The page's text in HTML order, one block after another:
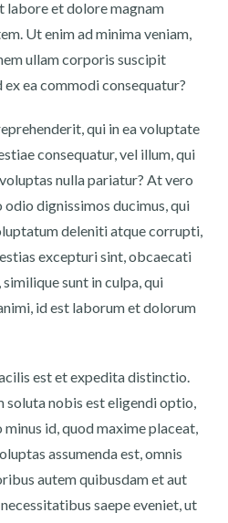
labore et dolore magnam
Ut enim ad minima veniam,
ullam corporis suscipit
ea commodi consequatur?
qui in ea voluptate
consequatur, vel illum, qui
nulla pariatur? At vero
odio dignissimos ducimus, qui
deleniti atque corrupti,
excepturi sint, obcaecati
sunt in culpa, qui
id est laborum et dolorum
est et expedita distinctio.
soluta nobis est eligendi optio,
id, quod maxime placeat,
assumenda est, omnis
autem quibusdam et aut
saepe eveniet, ut